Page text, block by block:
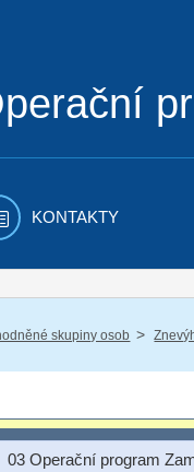
KONTAKTY
skupiny osob /
03 Operační program